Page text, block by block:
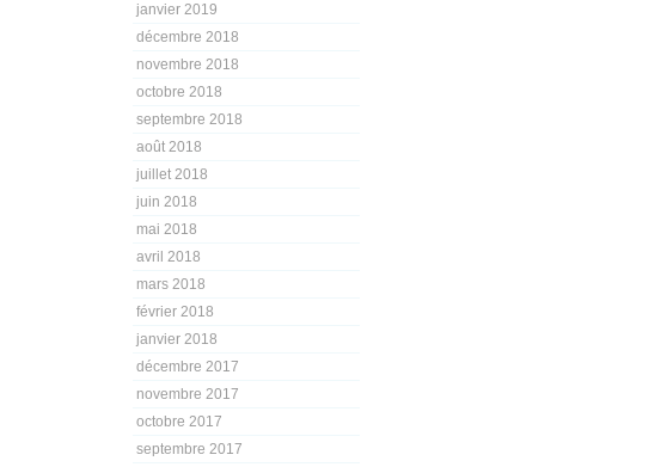
janvier 2019
décembre 2018
novembre 2018
octobre 2018
septembre 2018
août 2018
juillet 2018
juin 2018
mai 2018
avril 2018
mars 2018
février 2018
janvier 2018
décembre 2017
novembre 2017
octobre 2017
septembre 2017